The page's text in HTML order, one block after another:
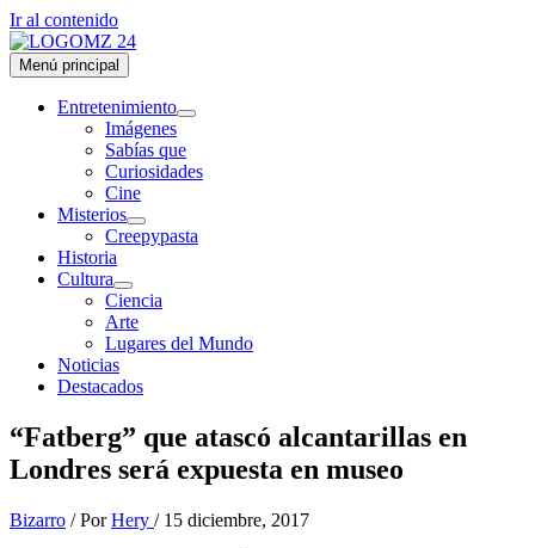
Ir al contenido
Menú principal
Entretenimiento
Imágenes
Sabías que
Curiosidades
Cine
Misterios
Creepypasta
Historia
Cultura
Ciencia
Arte
Lugares del Mundo
Noticias
Destacados
“Fatberg” que atascó alcantarillas en
Londres será expuesta en museo
Bizarro / PorHery / 15 diciembre, 2017